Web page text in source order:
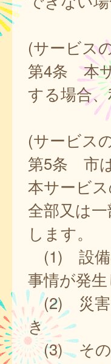
(サービス
第4条 本
する場合
(サービス
第5条 市
本サービ
全部又は
します。
(1) 設備
事情が発
(2) 災害
き
(3) その